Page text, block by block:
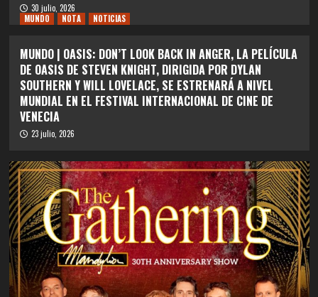
30 julio, 2026
MUNDO
NOTA NOTICIAS
MUNDO | OASIS: DON’T LOOK BACK IN ANGER, LA PELÍCULA
DE OASIS DE STEVEN KNIGHT, DIRIGIDA POR DYLAN
SOUTHERN Y WILL LOVELACE, SE ESTRENARÁ A NIVEL
MUNDIAL EN EL FESTIVAL INTERNACIONAL DE CINE DE
VENECIA
23 julio, 2026